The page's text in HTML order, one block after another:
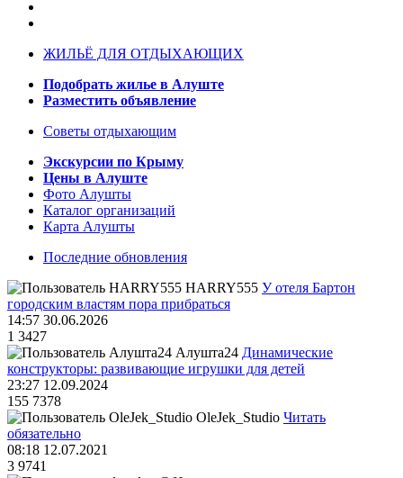
ЖИЛЬЁ ДЛЯ ОТДЫХАЮЩИХ
Подобрать жилье в Алуште
Разместить объявление
Советы отдыхающим
Экскурсии по Крыму
Цены в Алуште
Фото Алушты
Каталог организаций
Карта Алушты
Последние обновления
HARRY555 У отеля Бартон
городским властям пора прибраться
14:57 30.06.2026
1 3427
Алушта24 Динамические
конструкторы: развивающие игрушки для детей
23:27 12.09.2024
155 7378
OleJek_Studio Читать
обязательно
08:18 12.07.2021
3 9741